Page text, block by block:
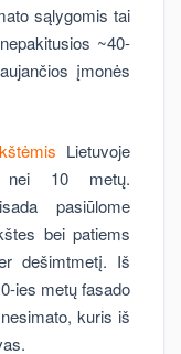
sąlygomis tai
~40-
įmonės
Lietuvoje
nei 10 metų.
pasiūlome
bei patiems
dešimtmetį. Iš
ies metų fasado
kuris iš